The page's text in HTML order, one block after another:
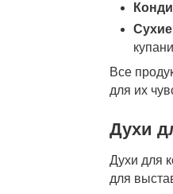
Все
для их
Духи
Духи для
для